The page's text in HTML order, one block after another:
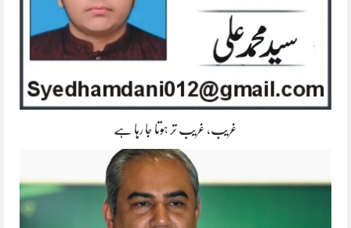
غریب، غریب تر ہوتا جا رہا ہے